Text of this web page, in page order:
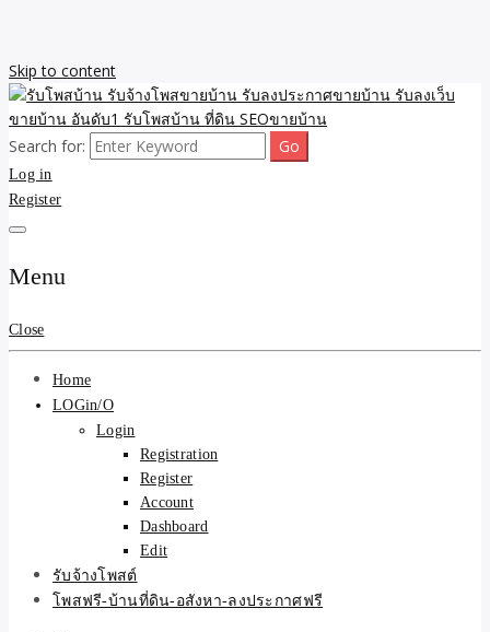
Skip to content
รับโพสบ้าน รับจ้างโพสขาย
บ้าน รับลงประกาศขายบ้าน
รับลงเว็บขายบ้าน อันดับ1
รับโพสบ้าน ที่ดิน SEOขาย
บ้าน
รับจ้างโพสขายบ้าน รับลงเว็บขายบ้าน รับโพสบ้าน รับลงประกาศขาย
บ้าน โพสบ้าน ขายที่ดิน SEO อสังหา ราคาถูก รับลงขายบ้าน
Search for:
Log in
Register
Menu
Close
Home
LOGin/O
Login
Registration
Register
Account
Dashboard
Edit
รับจ้างโพสต์
โพสฟรี-บ้านที่ดิน-อสังหา-ลงประกาศฟรี